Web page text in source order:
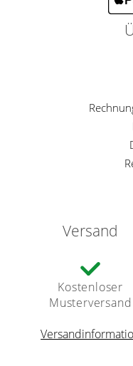
Versand
Kostenloser
Musterversand